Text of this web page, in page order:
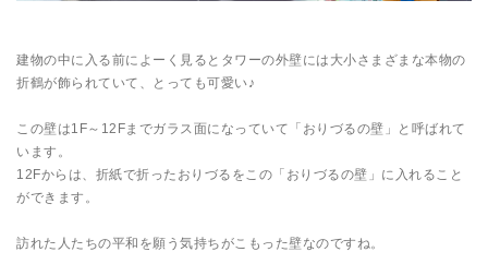
建物の中に入る前によーく見るとタワーの外壁には大小さまざまな本物の
折鶴が飾られていて、とっても可愛い♪
この壁は1F～12Fまでガラス面になっていて「おりづるの壁」と呼ばれて
います。
12Fからは、折紙で折ったおりづるをこの「おりづるの壁」に入れること
ができます。
訪れた人たちの平和を願う気持ちがこもった壁なのですね。